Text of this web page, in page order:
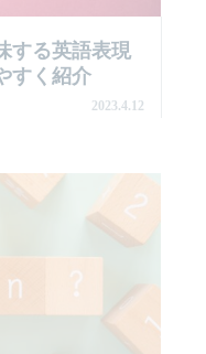
する英語表現
すく紹介
2023.4.12